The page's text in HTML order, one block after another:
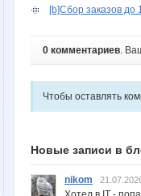
[b]Сбор заказов
0 комментариев.
Чтобы оставлять
Новые записи в
nikom